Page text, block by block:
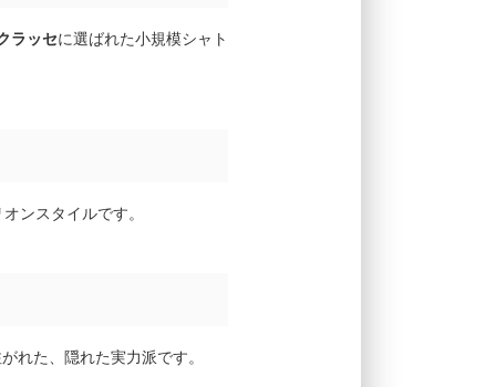
ラッセに選ばれた小規模シャト
ンスタイルです。
れた、隠れた実力派です。